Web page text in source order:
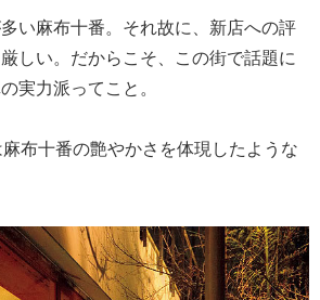
い麻布十番。それ故に、新店への評
しい。だからこそ、この街で話題に
実力派ってこと。
布十番の艶やかさを体現したような